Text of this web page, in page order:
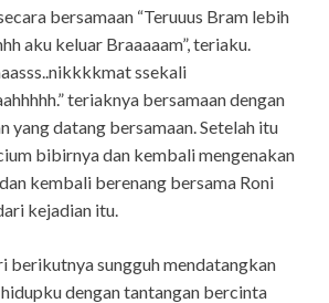
bersamaan “Teruuus Bram lebih
aku keluar Braaaaam”, teriaku.
ssekali
teriaknya bersamaan dengan
yang datang bersamaan. Setelah itu
bibirnya dan kembali mengenakan
kembali berenang bersama Roni
kejadian itu.
berikutnya sungguh mendatangkan
dengan tantangan bercinta